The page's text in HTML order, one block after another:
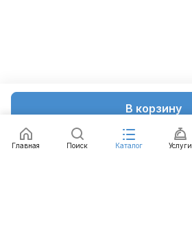
В корзину
Главная Поиск Каталог Услуги